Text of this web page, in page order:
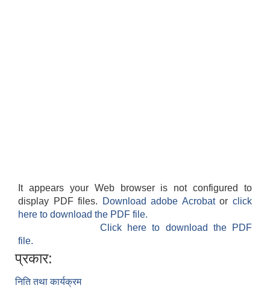
It appears your Web browser is not configured to
display PDF files.
Download adobe Acrobatorclick
here to download the PDF file.
Click here to download the PDF
file.
प्रकार:
निति तथा कार्यक्रम